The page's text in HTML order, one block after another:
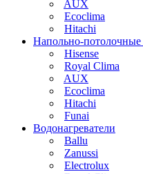
AUX
Ecoclima
Hitachi
Напольно-
Hisense
Royal Clima
AUX
Ecoclima
Hitachi
Funai
Водонагреватели
Ballu
Zanussi
Electrolux